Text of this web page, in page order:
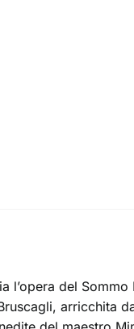
del
arricchita